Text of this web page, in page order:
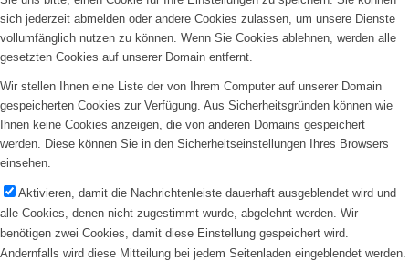
sich jederzeit abmelden oder andere Cookies zulassen, um unsere Dienste
vollumfänglich nutzen zu können. Wenn Sie Cookies ablehnen, werden alle
gesetzten Cookies auf unserer Domain entfernt.
Wir stellen Ihnen eine Liste der von Ihrem Computer auf unserer Domain
gespeicherten Cookies zur Verfügung. Aus Sicherheitsgründen können wie
Ihnen keine Cookies anzeigen, die von anderen Domains gespeichert
werden. Diese können Sie in den Sicherheitseinstellungen Ihres Browsers
einsehen.
Aktivieren, damit die Nachrichtenleiste dauerhaft ausgeblendet wird und
alle Cookies, denen nicht zugestimmt wurde, abgelehnt werden. Wir
benötigen zwei Cookies, damit diese Einstellung gespeichert wird.
Andernfalls wird diese Mitteilung bei jedem Seitenladen eingeblendet werden.